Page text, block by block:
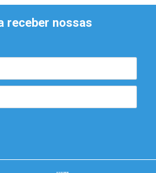
receber nossas